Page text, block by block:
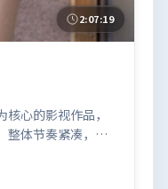
2:07:19
心的影视作品，
整体节奏紧凑，值